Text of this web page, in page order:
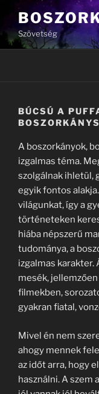
Tartalomhoz
Szövetség
BÚCSÚ A
A boszorkányok,
izgalmas téma.
szolgálnak ihletül,
egyik fontos
világunkat, így a
történeteken
hiába népszerű
tudománya, a
izgalmas karakter.
mesék,
filmekben,
gyakran fiatal,
Mivel én nem
ahogy mennek
az időt arra, hogy
használni. A szem